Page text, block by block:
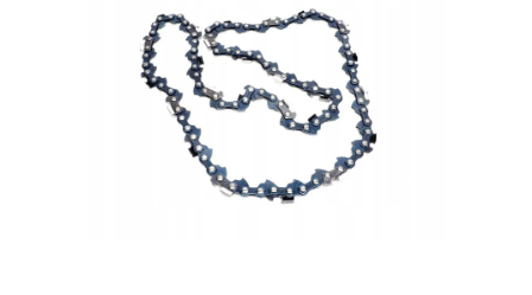
Vybavenie a hračky pre deti
Domácnosť
Ochranné pracovné pomôcky